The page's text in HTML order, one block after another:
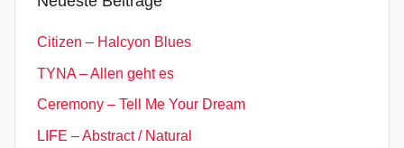
Citizen – Halcyon Blues
TYNA – Allen geht es
Ceremony – Tell Me Your Dream
LIFE – Abstract / Natural